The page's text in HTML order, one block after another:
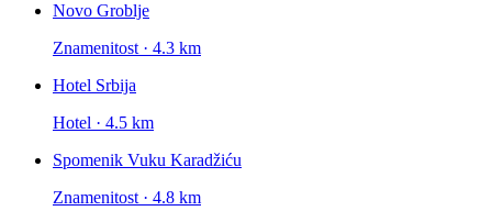
Novo Groblje
Znamenitost · 4.3 km
Hotel Srbija
Hotel · 4.5 km
Spomenik Vuku Karadžiću
Znamenitost · 4.8 km